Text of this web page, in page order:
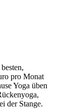
pro Monat
Yoga üben
der Stange.